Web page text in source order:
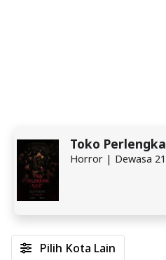
Toko
Horror | Dewasa
Pilih Kota Lain